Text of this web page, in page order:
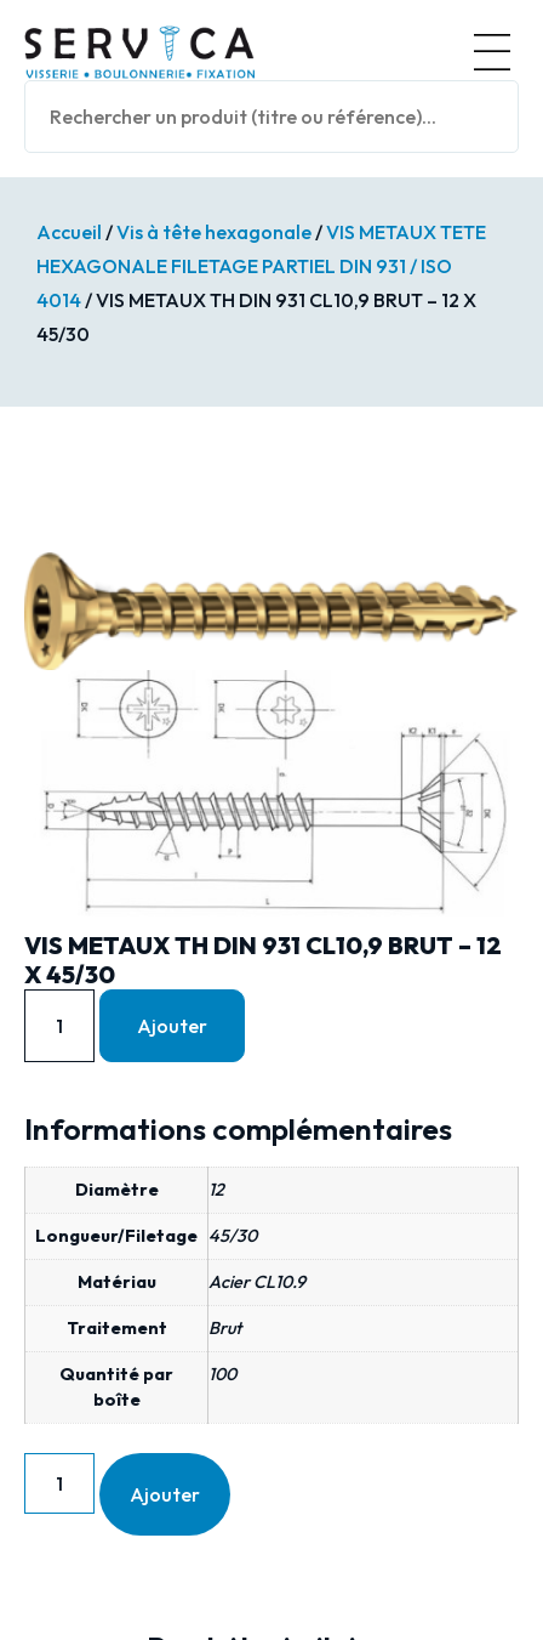
Accueil /Vis à tête hexagonale/VIS METAUX TETE
HEXAGONALE FILETAGE PARTIEL DIN 931 / ISO
4014/ VIS METAUX TH DIN 931 CL10,9 BRUT – 12 X
45/30
VIS METAUX TH DIN 931 CL10,9 BRUT – 12
X 45/30
Ajouter
Informations complémentaires
Diamètre 12
Longueur/Filetage 45/30
Matériau Acier CL10.9
Traitement Brut
Quantité par
boîte
100
Ajouter